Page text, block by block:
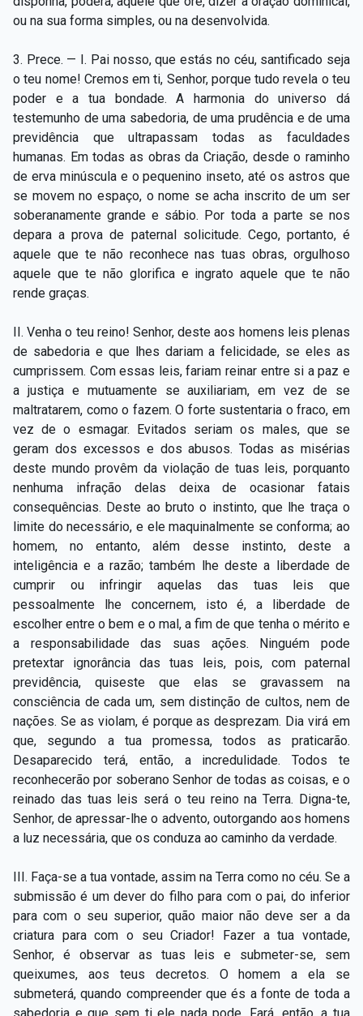
ou na sua forma simples, ou na desenvolvida.
3. Prece. — I. Pai nosso, que estás no céu, santificado seja
o teu nome! Cremos em ti, Senhor, porque tudo revela o teu
poder e a tua bondade. A harmonia do universo dá
testemunho de uma sabedoria, de uma prudência e de uma
previdência que ultrapassam todas as faculdades
humanas. Em todas as obras da Criação, desde o raminho
de erva minúscula e o pequenino inseto, até os astros que
se movem no espaço, o nome se acha inscrito de um ser
soberanamente grande e sábio. Por toda a parte se nos
depara a prova de paternal solicitude. Cego, portanto, é
aquele que te não reconhece nas tuas obras, orgulhoso
aquele que te não glorifica e ingrato aquele que te não
rende graças.
II. Venha o teu reino! Senhor, deste aos homens leis plenas
de sabedoria e que lhes dariam a felicidade, se eles as
cumprissem. Com essas leis, fariam reinar entre si a paz e
a justiça e mutuamente se auxiliariam, em vez de se
maltratarem, como o fazem. O forte sustentaria o fraco, em
vez de o esmagar. Evitados seriam os males, que se
geram dos excessos e dos abusos. Todas as misérias
deste mundo provêm da violação de tuas leis, porquanto
nenhuma infração delas deixa de ocasionar fatais
consequências. Deste ao bruto o instinto, que lhe traça o
limite do necessário, e ele maquinalmente se conforma; ao
homem, no entanto, além desse instinto, deste a
inteligência e a razão; também lhe deste a liberdade de
cumprir ou infringir aquelas das tuas leis que
pessoalmente lhe concernem, isto é, a liberdade de
escolher entre o bem e o mal, a fim de que tenha o mérito e
a responsabilidade das suas ações. Ninguém pode
pretextar ignorância das tuas leis, pois, com paternal
previdência, quiseste que elas se gravassem na
consciência de cada um, sem distinção de cultos, nem de
nações. Se as violam, é porque as desprezam. Dia virá em
que, segundo a tua promessa, todos as praticarão.
Desaparecido terá, então, a incredulidade. Todos te
reconhecerão por soberano Senhor de todas as coisas, e o
reinado das tuas leis será o teu reino na Terra. Digna-te,
Senhor, de apressar-lhe o advento, outorgando aos homens
a luz necessária, que os conduza ao caminho da verdade.
III. Faça-se a tua vontade, assim na Terra como no céu. Se a
submissão é um dever do filho para com o pai, do inferior
para com o seu superior, quão maior não deve ser a da
criatura para com o seu Criador! Fazer a tua vontade,
Senhor, é observar as tuas leis e submeter-se, sem
queixumes, aos teus decretos. O homem a ela se
submeterá, quando compreender que és a fonte de toda a